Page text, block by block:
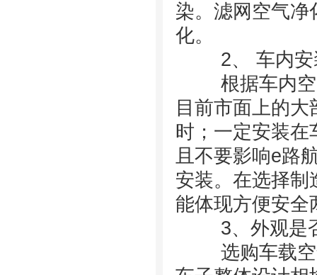
染。滤网空气净
化。
2、 车内安
根据车内空间
目前市面上的
时；一定安装在
且不要影响e路
安装。在选择制
能体现方便安全
3、外观是否
选购车载空气